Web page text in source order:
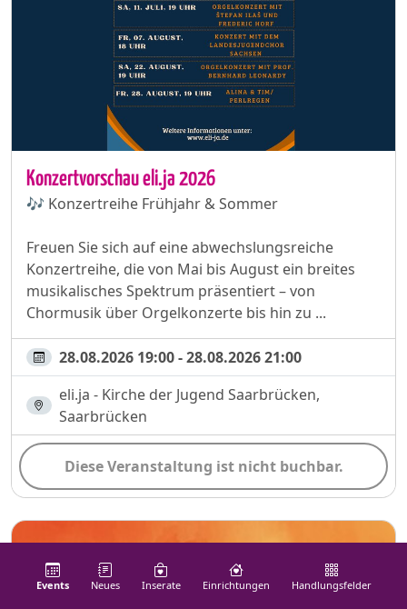
Konzertvorschau eli.ja 2026
🎶 Konzertreihe Frühjahr & Sommer
Freuen Sie sich auf eine abwechslungsreiche
Konzertreihe, die von Mai bis August ein breites
musikalisches Spektrum präsentiert – von
Chormusik über Orgelkonzerte bis hin zu ...
28.08.2026 19:00 - 28.08.2026 21:00
eli.ja - Kirche der Jugend Saarbrücken,
Saarbrücken
Diese Veranstaltung ist nicht buchbar.
Events Neues Inserate Einrichtungen Handlungs­felder